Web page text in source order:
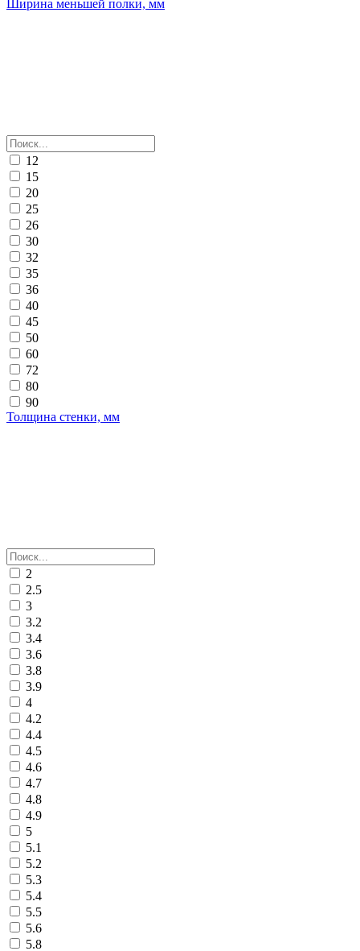
Ширина меньшей полки, мм
12
15
20
25
26
30
32
35
36
40
45
50
60
72
80
90
Толщина стенки, мм
2
2.5
3
3.2
3.4
3.6
3.8
3.9
4
4.2
4.4
4.5
4.6
4.7
4.8
4.9
5
5.1
5.2
5.3
5.4
5.5
5.6
5.8